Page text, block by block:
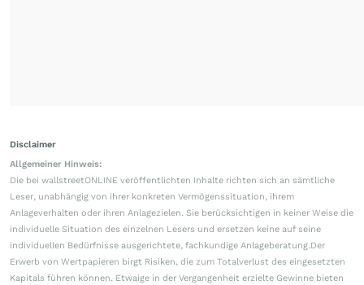
Disclaimer
Allgemeiner Hinweis:
Die bei wallstreetONLINE veröffentlichten Inhalte richten sich an sämtliche
Leser, unabhängig von ihrer konkreten Vermögenssituation, ihrem
Anlageverhalten oder ihren Anlagezielen. Sie berücksichtigen in keiner Weise die
individuelle Situation des einzelnen Lesers und ersetzen keine auf seine
individuellen Bedürfnisse ausgerichtete, fachkundige Anlageberatung.Der
Erwerb von Wertpapieren birgt Risiken, die zum Totalverlust des eingesetzten
Kapitals führen können. Etwaige in der Vergangenheit erzielte Gewinne bieten